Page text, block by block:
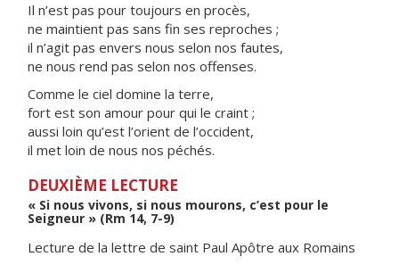
Il n’est pas pour toujours en procès,
ne maintient pas sans fin ses reproches ;
il n’agit pas envers nous selon nos fautes,
ne nous rend pas selon nos offenses.
Comme le ciel domine la terre,
fort est son amour pour qui le craint ;
aussi loin qu’est l’orient de l’occident,
il met loin de nous nos péchés.
DEUXIÈME LECTURE
« Si nous vivons, si nous mourons, c’est pour le
Seigneur » (Rm 14, 7-9)
Lecture de la lettre de saint Paul Apôtre aux Romains